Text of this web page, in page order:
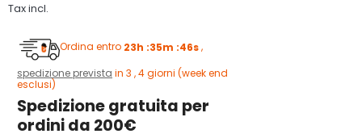
Tax incl.
Ordina entro 23h :35m :45s,
spedizione prevista in 3 , 4 giorni (week end
esclusi)
Spedizione gratuita per
ordini da 200€